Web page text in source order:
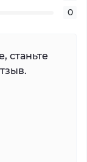
0
станьте